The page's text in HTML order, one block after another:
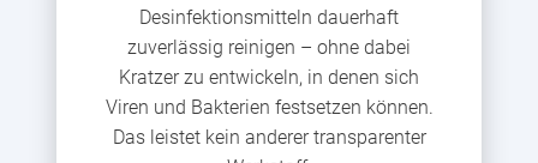
Desinfektionsmitteln dauerhaft
zuverlässig reinigen – ohne dabei
Kratzer zu entwickeln, in denen sich
Viren und Bakterien festsetzen können.
Das leistet kein anderer transparenter